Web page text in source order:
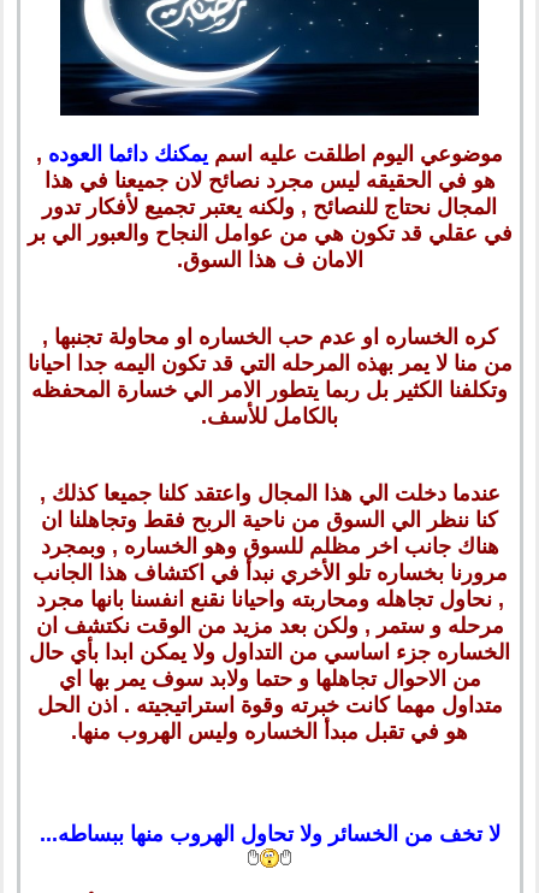
موضوعي اليوم اطلقت عليه اسم يمكنك دائما العوده ,
هو في الحقيقه ليس مجرد نصائح لان جميعنا في هذا
المجال نحتاج للنصائح , ولكنه يعتبر تجميع لأفكار تدور
في عقلي قد تكون هي من عوامل النجاح والعبور الي بر
الامان ف هذا السوق.
كره الخساره او عدم حب الخساره او محاولة تجنبها ,
من منا لا يمر بهذه المرحله التي قد تكون اليمه جدا احيانا
وتكلفنا الكثير بل ربما يتطور الامر الي خسارة المحفظه
بالكامل للأسف.
عندما دخلت الي هذا المجال واعتقد كلنا جميعا كذلك ,
كنا ننظر الي السوق من ناحية الربح فقط وتجاهلنا ان
هناك جانب اخر مظلم للسوق وهو الخساره , وبمجرد
مرورنا بخساره تلو الأخري نبدأ في اكتشاف هذا الجانب
, نحاول تجاهله ومحاربته واحيانا نقنع انفسنا بانها مجرد
مرحله و ستمر , ولكن بعد مزيد من الوقت نكتشف ان
الخساره جزء اساسي من التداول ولا يمكن ابدا بأي حال
من الاحوال تجاهلها و حتما ولابد سوف يمر بها اي
متداول مهما كانت خبرته وقوة استراتيجيته . اذن الحل
هو في تقبل مبدأ الخساره وليس الهروب منها.
لا تخف من الخسائر ولا تحاول الهروب منها ببساطه...